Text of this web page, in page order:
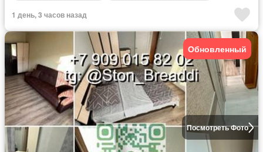
1 день, 3 часов назад
Посмотреть Фото
Обновленный